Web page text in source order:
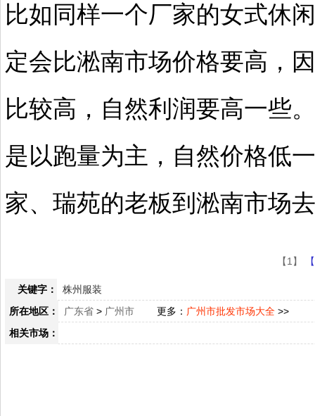
比如同样一个厂家的女式休
定会比淞南市场价格要高，
比较高，自然利润要高一些
是以跑量为主，自然价格低
家、瑞苑的老板到淞南市场
【1】
关键字：
株州服装
所在地区：
广东省 > 广州市 更多： 广州市批发市场大全 >>
相关市场：